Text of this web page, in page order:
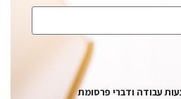
עבודה ודברי פרסומת